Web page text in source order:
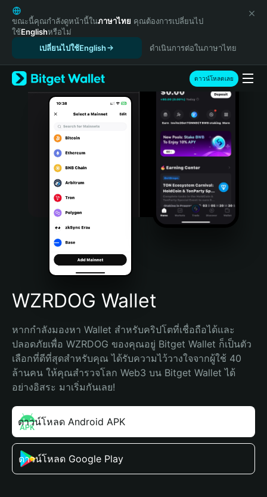
English
日本語
Tiếng Việt
Español (Latinoamérica)
Türkçe
Italiano
Português (Portugal)
Bahasa Indonesia
Português (Brasil)
Español (Argentina)
ขณะนี้คุณกำลังดูหน้านี้ในภาษาไทย คุณต้องการเปลี่ยนไป
ใช้Englishหรือไม่
เปลี่ยนไปใช้English
ดำเนินการต่อในภาษาไทย
ดาวน์โหลดเลย
WZRDOG Wallet
หากกำลังมองหา Wallet สำหรับคริปโตที่เชื่อถือได้และ
ปลอดภัยเพื่อ WZRDOG ของคุณอยู่ Bitget Wallet ก็เป็นตัว
เลือกที่ดีที่สุดสำหรับคุณ ได้รับความไว้วางใจจากผู้ใช้ 40
ล้านคน ให้คุณสำรวจโลก Web3 บน Bitget Wallet ได้
อย่างอิสระ มาเริ่มกันเลย!
ดาวน์โหลด Android APK
ดาวน์โหลด Google Play